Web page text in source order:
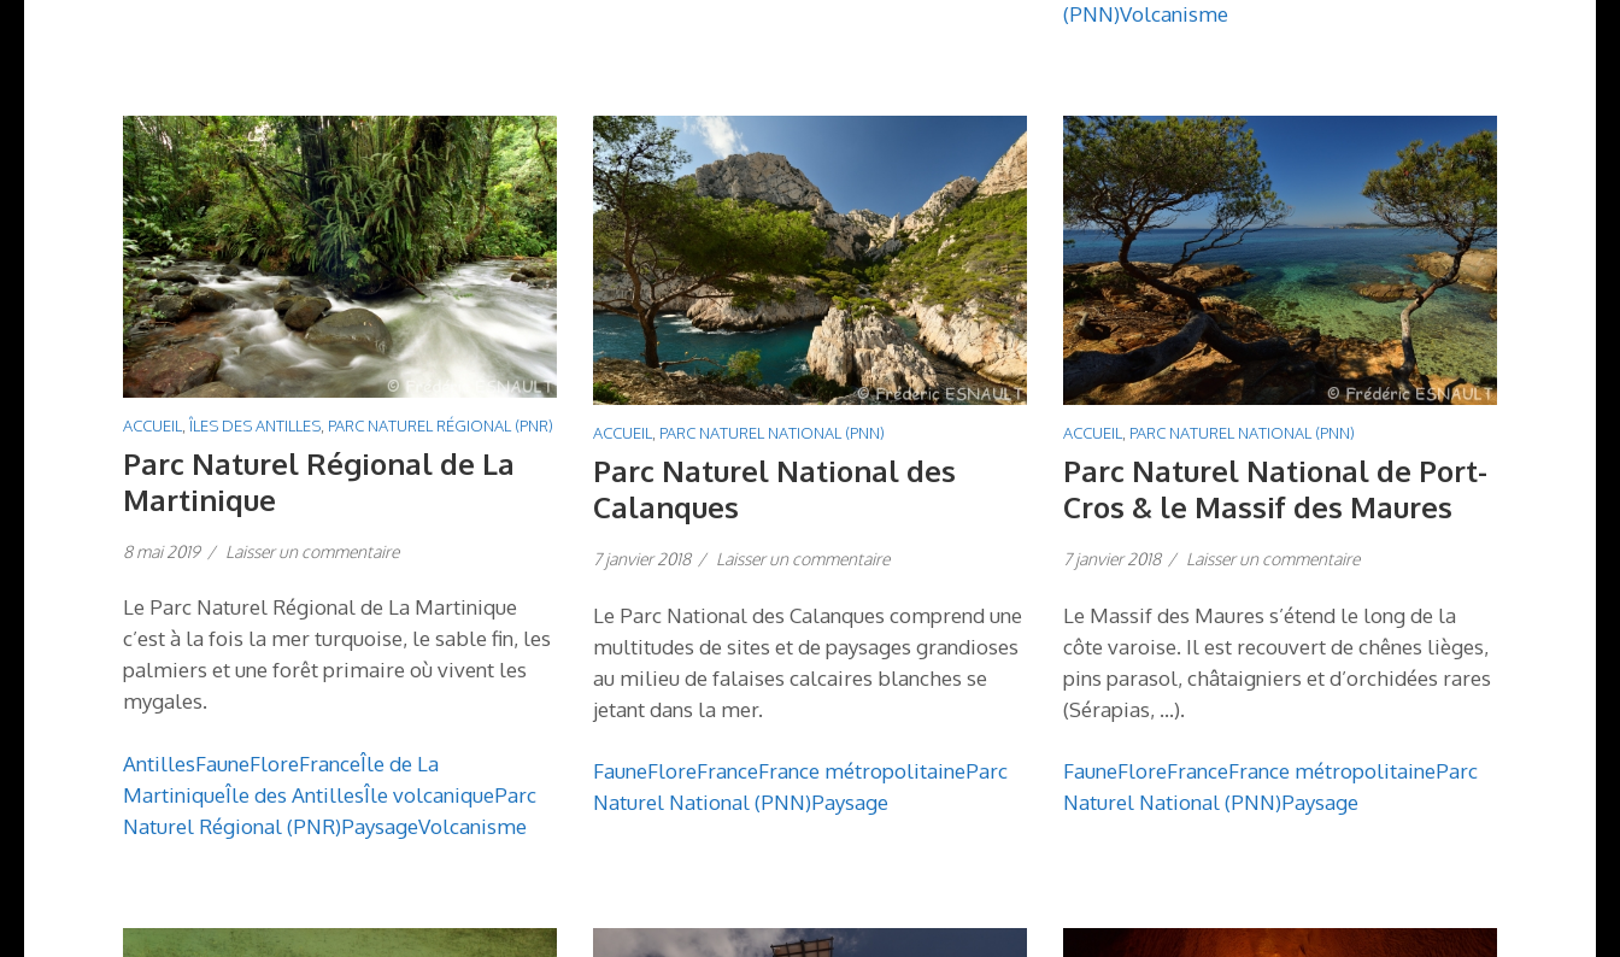
(PNN)Volcanisme
ACCUEIL ÎLES DES ANTILLES PARC NATUREL RÉGIONAL (PNR)
Parc Naturel Régional de La
Martinique
8 mai 2019 / Laisser un commentaire
Le Parc Naturel Régional de La Martinique
c’est à la fois la mer turquoise, le sable fin, les
palmiers et une forêt primaire où vivent les
mygales.
AntillesFauneFloreFranceÎle de La
MartiniqueÎle des AntillesÎle volcaniqueParc
Naturel Régional (PNR)PaysageVolcanisme
ACCUEIL PARC NATUREL NATIONAL (PNN)
Parc Naturel National des
Calanques
7 janvier 2018 / Laisser un commentaire
Le Parc National des Calanques comprend une
multitudes de sites et de paysages grandioses
au milieu de falaises calcaires blanches se
jetant dans la mer.
FauneFloreFranceFrance métropolitaineParc
Naturel National (PNN)Paysage
ACCUEIL PARC NATUREL NATIONAL (PNN)
Parc Naturel National de Port-
Cros & le Massif des Maures
7 janvier 2018 / Laisser un commentaire
Le Massif des Maures s’étend le long de la
côte varoise. Il est recouvert de chênes lièges,
pins parasol, châtaigniers et d’orchidées rares
(Sérapias, …).
FauneFloreFranceFrance métropolitaineParc
Naturel National (PNN)Paysage